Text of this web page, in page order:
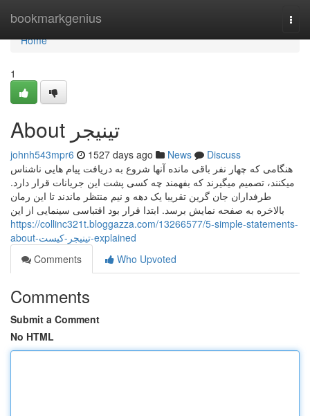
bookmarkgenius
Home
Home
1
About تینیجر
johnh543mpr6 1527 days ago News
Discuss
هنگامی که چهار نفر باقی مانده آنها شروع به دریافت پیام هایی ناشناس
میکنند، تصمیم میگیرند که بفهمند چه کسی پشت این جریانات قرار دارد.
طرفداران جان گرین تقریبا یک دهه و نیم منتظر ماندند تا این رمان
بالاخره به صفحه نمایش برسد. ابتدا قرار بود اقتباسی سینمایی از این
https://collinc321t.bloggazza.com/13266577/5-simple-statements-
about-تینیجر-کیست-explained
Comments
Who Upvoted
Comments
Submit a Comment
No HTML